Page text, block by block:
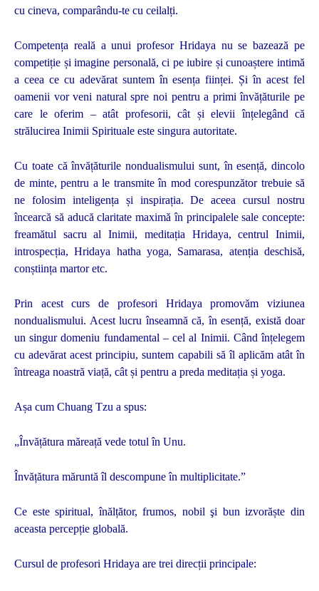
cu cineva, comparându-te cu ceilalți.
Competența reală a unui profesor Hridaya nu se bazează pe
competiție și imagine personală, ci pe iubire și cunoaștere intimă
a ceea ce cu adevărat suntem în esența ființei. Și în acest fel
oamenii vor veni natural spre noi pentru a primi învățăturile pe
care le oferim – atât profesorii, cât și elevii înțelegând că
strălucirea Inimii Spirituale este singura autoritate.
Cu toate că învățăturile nondualismului sunt, în esență, dincolo
de minte, pentru a le transmite în mod corespunzător trebuie să
ne folosim inteligența și inspirația. De aceea cursul nostru
încearcă să aducă claritate maximă în principalele sale concepte:
freamătul sacru al Inimii, meditația Hridaya, centrul Inimii,
introspecția, Hridaya hatha yoga, Samarasa, atenția deschisă,
conștiința martor etc.
Prin acest curs de profesori Hridaya promovăm viziunea
nondualismului. Acest lucru înseamnă că, în esență, există doar
un singur domeniu fundamental – cel al Inimii. Când înțelegem
cu adevărat acest principiu, suntem capabili să îl aplicăm atât în
întreaga noastră viață, cât și pentru a preda meditația și yoga.
Așa cum Chuang Tzu a spus:
„Învățătura măreață vede totul în Unu.
Învățătura măruntă îl descompune în multiplicitate.”
Ce este spiritual, înălțător, frumos, nobil şi bun izvorăște din
aceasta percepție globală.
Cursul de profesori Hridaya are trei direcții principale: